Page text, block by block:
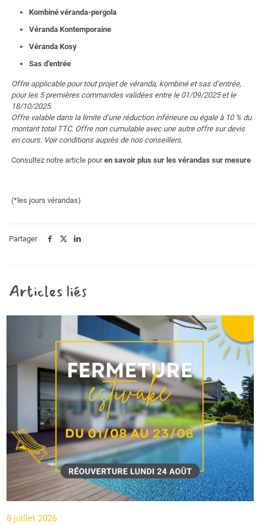
Kombiné véranda-pergola
Véranda Kontemporaine
Véranda Kosy
Sas d’entrée
Offre applicable pour tout projet de véranda, kombiné et sas d’entrée,
pour les 5 premières commandes validées entre le 01/09/2025 et le
18/10/2025.
Offre valable dans la limite d’une réduction inférieure ou égale à 10 % du
montant total TTC. Offre non cumulable avec une autre offre sur devis
en cours. Voir conditions auprès de nos conseillers.
Consultez notre article pouren savoir plus sur les vérandas sur mesure
(*les jours vérandas)
Partager
Articles liés
8 juillet 2026